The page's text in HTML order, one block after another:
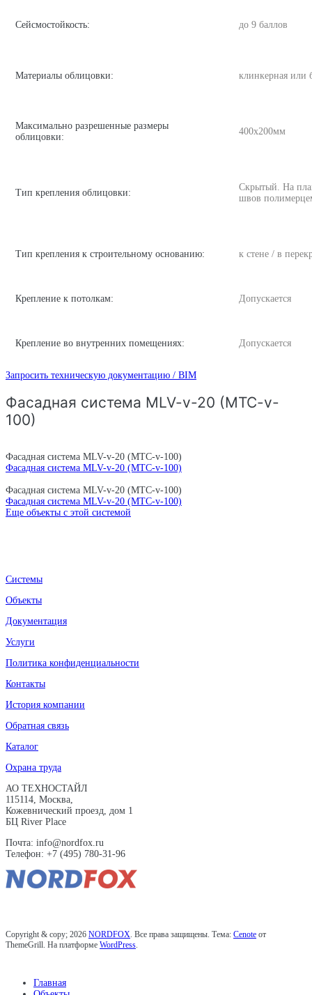
Сейсмостойкость: до 9 баллов
Материалы облицовки: клинкерная или
Максимально разрешенные размеры
облицовки:
400х200мм
Тип крепления облицовки:
Скрытый. На
швов
Тип крепления к строительному основанию: к стене / в
Крепление к потолкам: Допускается
Крепление во внутренних помещениях: Допускается
Запросить техническую документацию / BIM
Фасадная система MLV-v-20 (MTC-v-
100)
Фасадная система MLV-v-20 (MTC-v-100)
Фасадная система MLV-v-20 (MTC-v-100)
Фасадная система MLV-v-20 (MTC-v-100)
Фасадная система MLV-v-20 (MTC-v-100)
Еще объекты с этой системой
Системы
Объекты
Документация
Услуги
Политика конфиденциальности
Контакты
История компании
Обратная связь
Каталог
Охрана труда
АО ТЕХНОСТАЙЛ
115114, Москва,
Кожевнический проезд, дом 1
БЦ River Place
Почта: info@nordfox.ru
Телефон: +7 (495) 780-31-96
Copyright & copy; 2026 NORDFOX. Все права защищены. Тема: Cenote от
ThemeGrill. На платформе WordPress.
Главная